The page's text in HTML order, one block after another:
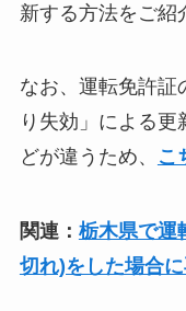
新する方法をご紹
なお、運転免許証
り失効」による
どが違うため、
こ
関連： 栃木県で運
切れ)をした場合